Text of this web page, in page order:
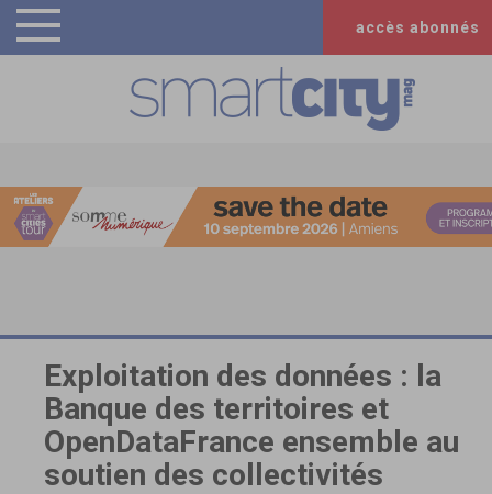
accès abonnés
Exploitation des données : la
Banque des territoires et
OpenDataFrance ensemble au
soutien des collectivités